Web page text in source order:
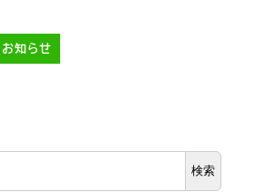
お知らせ
検索